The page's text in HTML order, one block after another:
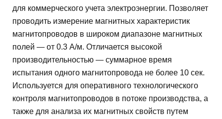
для коммерческого учета электроэнергии. Позволяет
проводить измерение магнитных характеристик
магнитопроводов в широком диапазоне магнитных
полей — от 0.3 А/м. Отличается высокой
производительностью — суммарное время
испытания одного магнитопровода не более 10 сек.
Используется для оперативного технологического
контроля магнитопроводов в потоке производства, а
также для анализа их магнитных свойств путем